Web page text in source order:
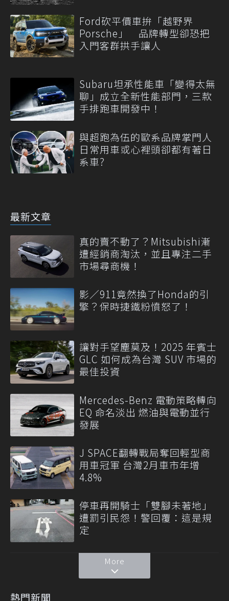
Ford砍平價車拚「越野界
Porsche」 品牌轉型卻恐把
入門客群拱手讓人
Subaru坦承性能車「變得太無
聊」成立全新性能部門，三款
手排跑車開發中！
與超跑為伍的歐系品牌掌門人
日常用車或心裡頭卻都有著日
系車?
最新文章
真的賣不動了？Mitsubishi漸
遭經銷商淘汰，並且專注二手
市場尋商機！
影／911竟然換了Honda的引
擎？保時捷鐵粉憤怒了！
讓對手望塵莫及！2025 年賓士
GLC 如何成為台灣 SUV 市場的
最佳投資
Mercedes-Benz 電動策略轉向
EQ 命名淡出 燃油與電動並行
發展
J SPACE翻轉戰局奪回輕型商
用車冠軍 台灣2月車市年增
4.8%
停車再開騎士「雙腳未著地」
遭罰引民怨！警回覆：這是規
定
More
熱門新聞